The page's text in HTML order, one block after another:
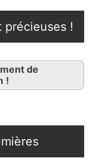
précieuses !
de
!